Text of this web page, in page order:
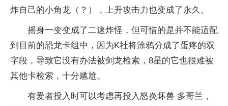
炸自己的小角龙（？），上升攻击力也变成了永久。
摇身一变变成了二速炸怪，但可惜的是并不能适配
到目前的恐龙卡组中，因为K社将涂鸦分成了蛋疼的双
字段，导致它没有办法被剑龙检索，8星的它也很难被
其他卡检索，十分尴尬。
有爱者投入时可以考虑再投入怒炎坏兽 多哥兰，